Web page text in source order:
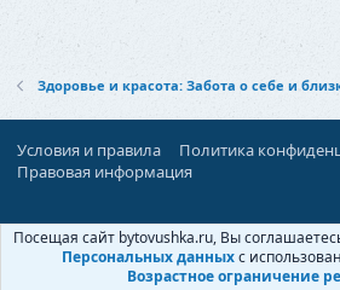
Здоровье и красота: Забота о себе и
Условия и правила
Политика
Правовая информация
При поддержке:«Территория
© Бытовушка, 2025-
Посещая сайт bytovushka.ru, Вы
Персональных данныхс
Возрастное ограничение